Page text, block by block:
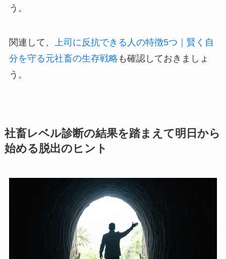
う。
関連して、
上司に反抗できる人の特徴5つ｜賢く自
分を守る元社畜の生存戦略 も確認しておきましょ
う。
社畜レベル診断の結果を踏まえて明日から
始める脱出のヒント